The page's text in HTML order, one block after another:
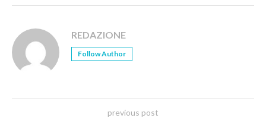
REDAZIONE
Follow Author
previous post